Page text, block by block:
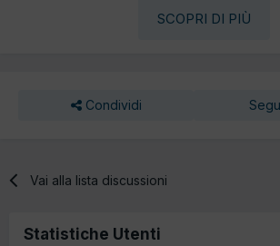
SCOPRI DI PIÙ
Condividi
Vai alla lista discussioni
Statistiche Utenti